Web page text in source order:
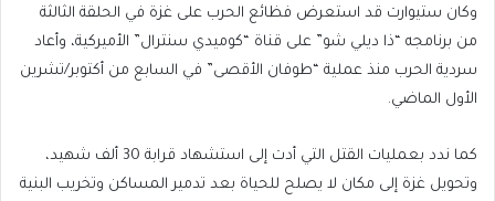
وكان ستيوارت قد استعرض فظائع الحرب على غزة في الحلقة الثالثة
من برنامجه “ذا ديلي شو” على قناة “كوميدي سنترال” الأميركية، وأعاد
سردية الحرب منذ عملية “طوفان الأقصى” في السابع من أكتوبر/تشرين
الأول الماضي.
كما ندد بعمليات القتل التي أدت إلى استشهاد قرابة 30 ألف شهيد،
وتحويل غزة إلى مكان لا يصلح للحياة بعد تدمير المساكن وتخريب البنية